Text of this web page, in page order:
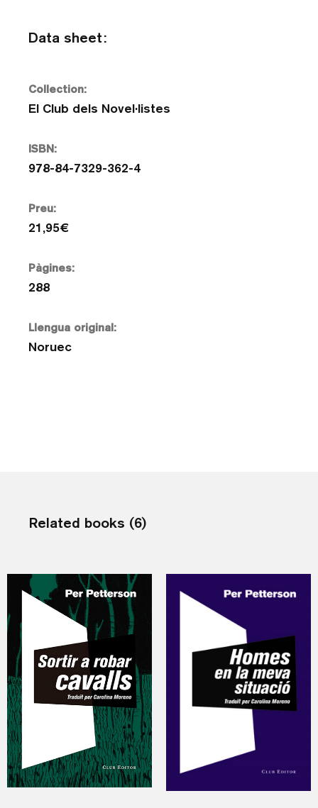
Data sheet:
Collection:
El Club dels Novel·listes
ISBN:
978-84-7329-362-4
Preu:
21,95€
Pàgines:
288
Llengua original:
Noruec
Related books (6)